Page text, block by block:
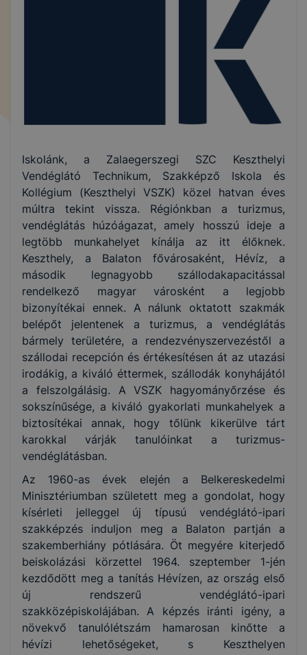
Iskolánk, a Zalaegerszegi SZC Keszthelyi
Vendéglátó Technikum, Szakképző Iskola és
Kollégium (Keszthelyi VSZK) közel hatvan éves
múltra tekint vissza. Régiónkban a turizmus,
vendéglátás húzóágazat, amely hosszú ideje a
legtöbb munkahelyet kínálja az itt élőknek.
Keszthely, a Balaton fővárosaként, Hévíz, a
második legnagyobb szállodakapacitással
rendelkező magyar városként a legjobb
bizonyítékai ennek. A nálunk oktatott szakmák
belépőt jelentenek a turizmus, a vendéglátás
bármely területére, a rendezvényszervezéstől a
szállodai recepción és értékesítésen át az utazási
irodákig, a kiváló éttermek, szállodák konyhájától
a felszolgálásig. A VSZK hagyományőrzése és
sokszínűsége, a kiváló gyakorlati munkahelyek a
biztosítékai annak, hogy tőlünk kikerülve tárt
karokkal várják tanulóinkat a turizmus-
vendéglátásban.
Az 1960-as évek elején a Belkereskedelmi
Minisztériumban született meg a gondolat, hogy
kísérleti jelleggel új típusú vendéglátó-ipari
szakképzés induljon meg a Balaton partján a
szakemberhiány pótlására. Öt megyére kiterjedő
beiskolázási körzettel 1964. szeptember 1-jén
kezdődött meg a tanítás Hévízen, az ország első
új rendszerű vendéglátó-ipari
szakközépiskolájában. A képzés iránti igény, a
növekvő tanulólétszám hamarosan kinőtte a
hévízi lehetőségeket, s Keszthelyen